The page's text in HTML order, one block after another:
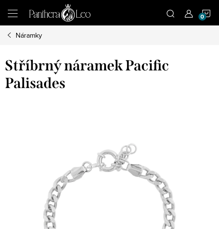
obsah
Náramky
Stříbrný náramek Pacific
Palisades